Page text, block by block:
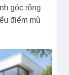
góc rộng
điểm mù